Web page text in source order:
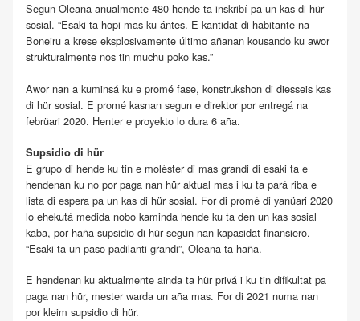
Segun Oleana anualmente 480 hende ta inskribí pa un kas di hür
sosial. “Esaki ta hopi mas ku ántes. E kantidat di habitante na
Boneiru a krese eksplosivamente último añanan kousando ku awor
strukturalmente nos tin muchu poko kas.”
Awor nan a kuminsá ku e promé fase, konstrukshon di diesseis kas
di hür sosial. E promé kasnan segun e direktor por entregá na
febrüari 2020. Henter e proyekto lo dura 6 aña.
Supsidio di hür
E grupo di hende ku tin e molèster di mas grandi di esaki ta e
hendenan ku no por paga nan hür aktual mas i ku ta pará riba e
lista di espera pa un kas di hür sosial. For di promé di yanüari 2020
lo ehekutá medida nobo kaminda hende ku ta den un kas sosial
kaba, por haña supsidio di hür segun nan kapasidat finansiero.
“Esaki ta un paso padilanti grandi”, Oleana ta haña.
E hendenan ku aktualmente ainda ta hür privá i ku tin difikultat pa
paga nan hür, mester warda un aña mas. For di 2021 numa nan
por kleim supsidio di hür.